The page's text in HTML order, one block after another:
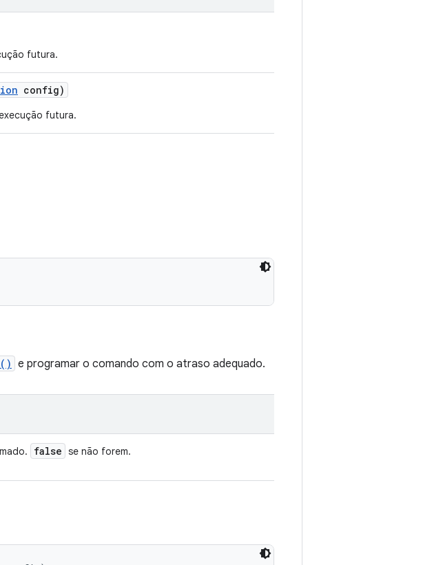
futura.
config)
futura.
e programar o comando com o atraso adequado.
false se não forem.